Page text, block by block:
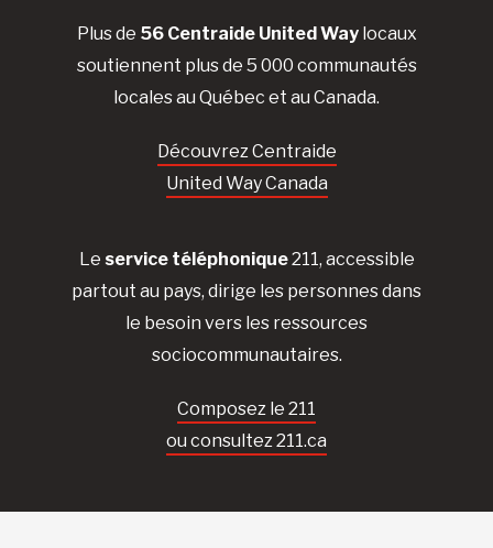
Plus de 56 Centraide United Waylocaux
soutiennent plus de 5 000 communautés
locales au Québec et au Canada.
Découvrez Centraide
United Way Canada
Le service téléphonique211, accessible
partout au pays, dirige les personnes dans
le besoin vers les ressources
sociocommunautaires.
Composez le 211
ou consultez 211.ca